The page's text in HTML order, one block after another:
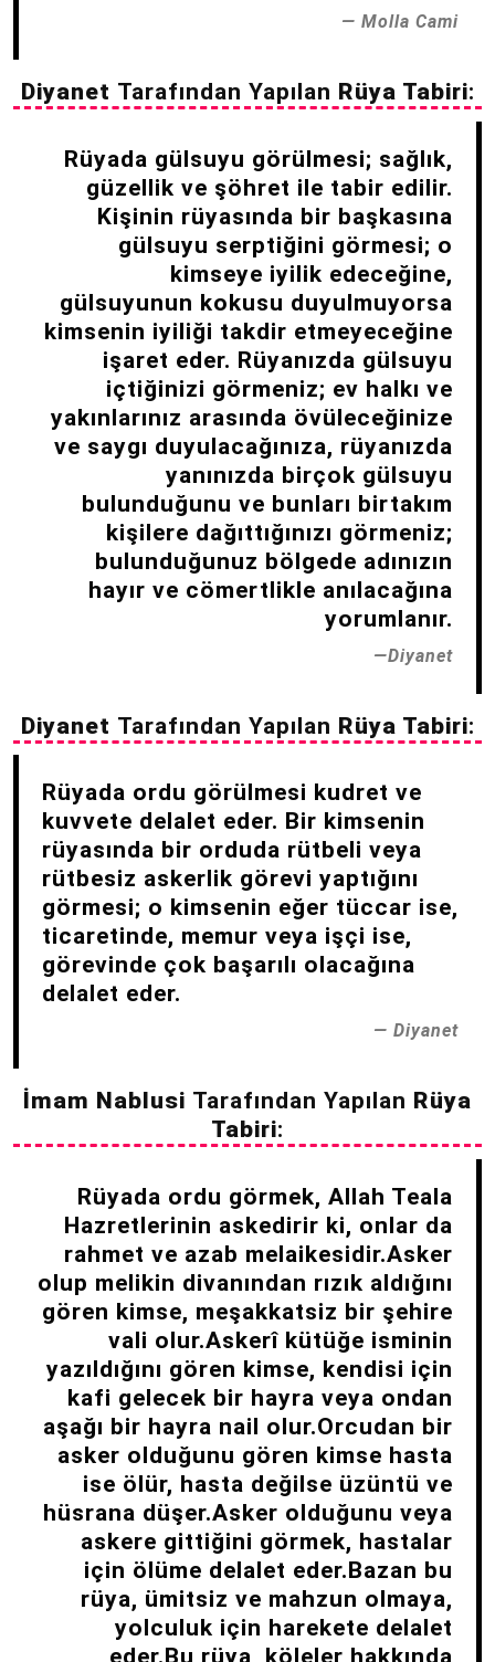
Molla Cami
Diyanet Tarafından Yapılan Rüya Tabiri:
Rüyada gülsuyu görülmesi; sağlık,
güzellik ve şöhret ile tabir edilir.
Kişinin rüyasında bir başkasına
gülsuyu serptiğini görmesi; o
kimseye iyilik edeceğine,
gülsuyunun kokusu duyulmuyorsa
kimsenin iyiliği takdir etmeyeceğine
işaret eder. Rüyanızda gülsuyu
içtiğinizi görmeniz; ev halkı ve
yakınlarınız arasında övüleceğinize
ve saygı duyulacağınıza, rüyanızda
yanınızda birçok gülsuyu
bulunduğunu ve bunları birtakım
kişilere dağıttığınızı görmeniz;
bulunduğunuz bölgede adınızın
hayır ve cömertlikle anılacağına
yorumlanır.
Diyanet
Diyanet Tarafından Yapılan Rüya Tabiri:
Rüyada ordu görülmesi kudret ve
kuvvete delalet eder. Bir kimsenin
rüyasında bir orduda rütbeli veya
rütbesiz askerlik görevi yaptığını
görmesi; o kimsenin eğer tüccar ise,
ticaretinde, memur veya işçi ise,
görevinde çok başarılı olacağına
delalet eder.
Diyanet
İmam Nablusi Tarafından Yapılan Rüya
Tabiri:
Rüyada ordu görmek, Allah Teala
Hazretlerinin askedirir ki, onlar da
rahmet ve azab melaikesidir.Asker
olup melikin divanından rızık aldığını
gören kimse, meşakkatsiz bir şehire
vali olur.Askerî kütüğe isminin
yazıldığını gören kimse, kendisi için
kafi gelecek bir hayra veya ondan
aşağı bir hayra nail olur.Orcudan bir
asker olduğunu gören kimse hasta
ise ölür, hasta değilse üzüntü ve
hüsrana düşer.Asker olduğunu veya
askere gittiğini görmek, hastalar
için ölüme delalet eder.Bazan bu
rüya, ümitsiz ve mahzun olmaya,
yolculuk için harekete delalet
eder.Bu rüya, köleler hakkında